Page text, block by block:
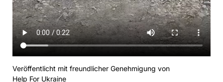
Veröffentlicht mit freundlicher Genehmigung von
Help For Ukraine